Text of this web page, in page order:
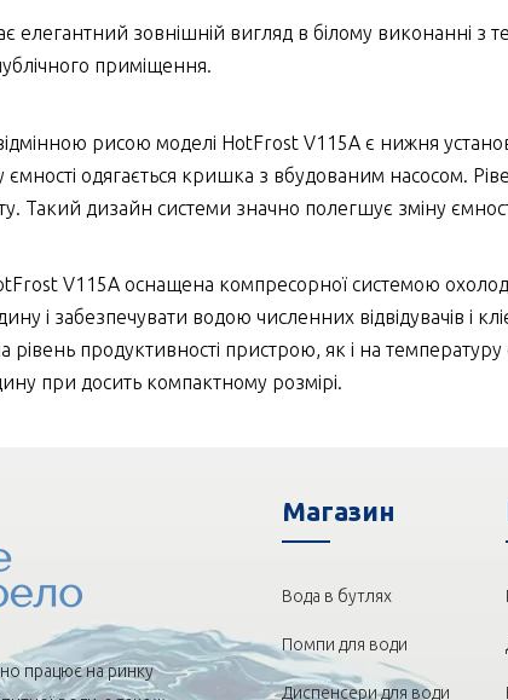
елегантний зовнішній вигляд в білому виконанні з
приміщення.
рисою моделі HotFrost V115А є нижня
одягається кришка з вбудованим насосом.
Такий дизайн системи значно полегшує зміну
V115А оснащена компресорної системою
і забезпечувати водою численних відвідувачів і
продуктивності пристрою, як і на
при досить компактному розмірі.
працює на ринку
Магазин
Вода в бутлях
Помпи для води
Диспенсери для води